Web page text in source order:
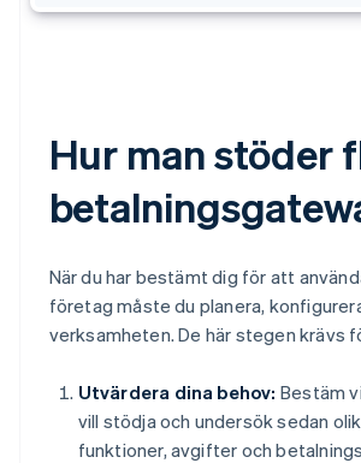
Hur man stöder
När du har bestämt dig för att
företag måste du planera,
verksamheten. De här stegen krävs
Utvärdera dina behov: Bestäm
vill stödja och undersök sedan
funktioner, avgifter och